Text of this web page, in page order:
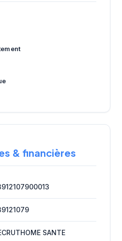
& financières
SANTE